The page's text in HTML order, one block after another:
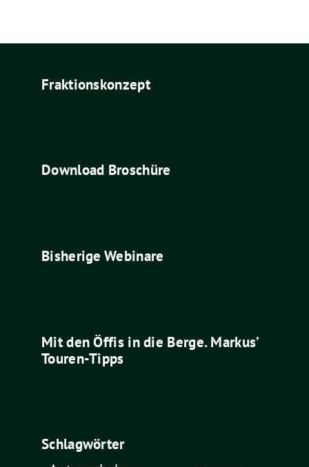
Fraktionskonzept
Download Broschüre
Bisherige Webinare
Mit den Öffis in die Berge. Markus’
Touren-Tipps
Schlagwörter